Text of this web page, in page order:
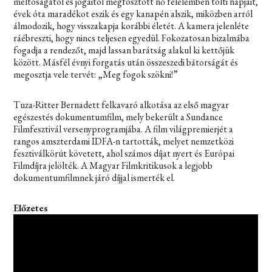
évek óta maradékot eszik és egy kanapén alszik, miközben arról
álmodozik, hogy visszakapja korábbi életét. A kamera jelenléte
ráébreszti, hogy nincs teljesen egyedül. Fokozatosan bizalmába
fogadja a rendezőt, majd lassan barátság alakul ki kettőjük
között. Másfél évnyi forgatás után összeszedi bátorságát és
megosztja vele tervét: „Meg fogok szökni!”
Tuza-Ritter Bernadett felkavaró alkotása az első magyar
egészestés dokumentumfilm, mely bekerült a Sundance
Filmfesztivál versenyprogramjába. A film világpremierjét a
rangos amszterdami IDFA-n tartották, melyet nemzetközi
fesztiválkörút követett, ahol számos díjat nyert és Európai
Filmdíjra jelölték. A Magyar Filmkritikusok a legjobb
dokumentumfilmnek járó díjjal ismerték el.
Előzetes